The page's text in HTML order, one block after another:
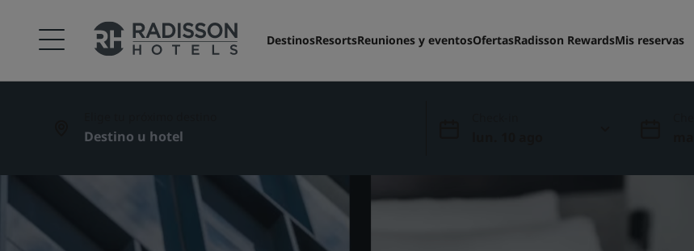
DestinosResortsReuniones y eventosOfertasRadisson RewardsMis reservas